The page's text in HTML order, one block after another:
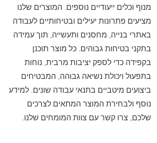
מנוף וכלים ייעודיים נוספים. המוצרים שלנו
מציעים פתרונות יעילים ובטיחותיים לעבודה
באתרי בנייה, מחסנים ותעשייה, תוך עמידה
בתקני בטיחות גבוהים. כל מוצר תוכנן
בקפידה כדי לספק יציבות מרבית, נוחות
בתפעול ויכולת נשיאה גבוהה, המבטיחים
ביצועים מיטביים בתנאי עבודה שונים. למידע
נוסף ולבחירת המוצר המתאים לצרכים
שלכם, צרו קשר עם צוות המומחים שלנו.